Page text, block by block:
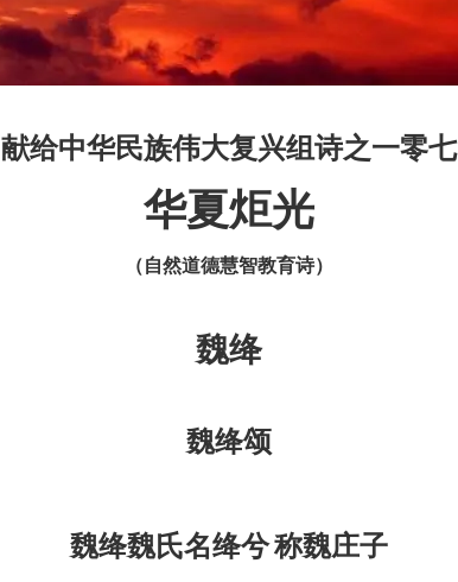
献给中华民族伟大复兴组诗之一零七
华夏炬光
（自然道德慧智教育诗）
魏绛
魏绛颂
魏绛魏氏名绛兮称魏庄子